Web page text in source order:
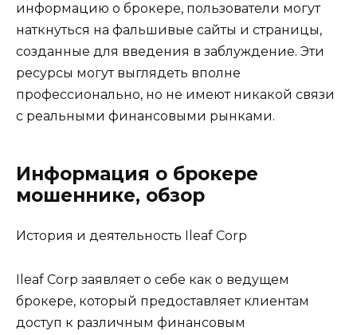
информацию о брокере, пользователи могут
наткнуться на фальшивые сайты и страницы,
созданные для введения в заблуждение. Эти
ресурсы могут выглядеть вполне
профессионально, но не имеют никакой связи
с реальными финансовыми рынками.
Информация о брокере
мошеннике, обзор
История и деятельность Ileaf Corp
Ileaf Corp заявляет о себе как о ведущем
брокере, который предоставляет клиентам
доступ к различным финансовым